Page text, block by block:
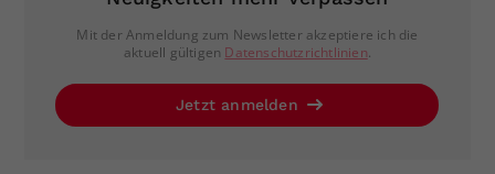
Mit der Anmeldung zum Newsletter akzeptiere ich die
aktuell gültigen Datenschutzrichtlinien.
Jetzt anmelden